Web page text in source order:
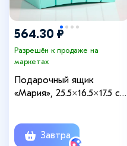
564.30 ₽
Разрешён к продаже на
маркетах
Подарочный ящик
«Мария», 25.5×16.5×17.5 см,
Завтра